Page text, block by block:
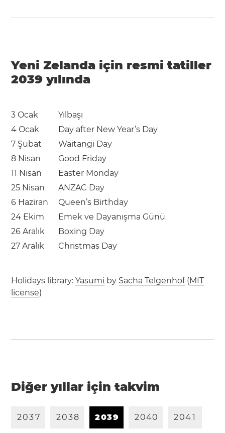
Yeni Zelanda için resmi tatiller
2039 yılında
3 Ocak
Yılbaşı
4 Ocak
Day after New Year’s Day
7 Şubat
Waitangi Day
8 Nisan
Good Friday
11 Nisan
Easter Monday
25 Nisan
ANZAC Day
6 Haziran
Queen’s Birthday
24 Ekim
Emek ve Dayanışma Günü
26 Aralık
Boxing Day
27 Aralık
Christmas Day
Holidays library:Yasumi by Sacha Telgenhof(MIT
license)
Diğer yıllar için takvim
2037 2038 2039 2040 2041